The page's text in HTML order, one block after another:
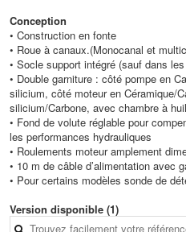
Conception
• Construction en fonte
• Roue à canaux.(Monocanal et
• Socle support intégré (sauf dans
• Double garniture : côté pompe en
silicium, côté moteur en Céramique/
silicium/Carbone, avec chambre à
• Fond de volute réglable pour
les performances hydrauliques
• Roulements moteur amplement
• 10 m de câble d’alimentation avec
• Pour certains modèles sonde de
• Pour certains modèles protection
caractéristiques électriques)
Version disponible (1)